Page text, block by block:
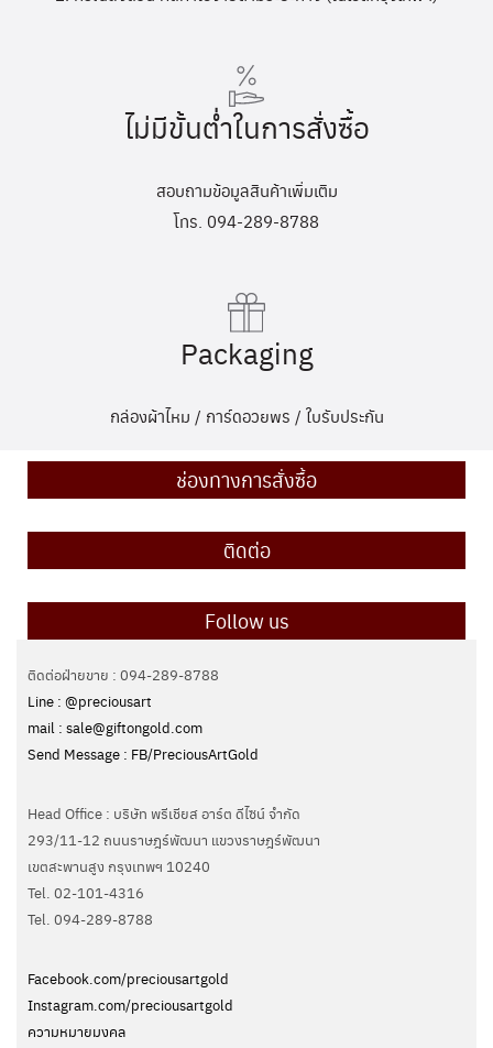
ไม่มีขั้นต่ำในการสั่งซื้อ
สอบถามข้อมูลสินค้าเพิ่มเติม
โทร. 094-289-8788
Packaging
กล่องผ้าไหม / การ์ดอวยพร / ใบรับประกัน
ช่องทางการสั่งซื้อ
ติดต่อ
Follow us
ติดต่อฝ่ายขาย : 094-289-8788
Line : @preciousart
mail : sale@giftongold.com
Send Message : FB/PreciousArtGold
Head Office : บริษัท พรีเชียส อาร์ต ดีไซน์ จำกัด
293/11-12 ถนนราษฎร์พัฒนา แขวงราษฎร์พัฒนา
เขตสะพานสูง กรุงเทพฯ 10240
Tel. 02-101-4316
Tel. ‭094-289-8788‬
Facebook.com/preciousartgold
Instagram.com/preciousartgold
ความหมายมงคล